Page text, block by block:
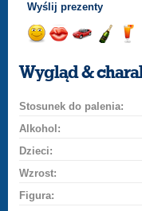
Wyślij prezenty
uśmiech
buziakasamochodem
Wygląd &
Stosunek do palenia:
Alkohol:
Dzieci:
Wzrost:
Figura: